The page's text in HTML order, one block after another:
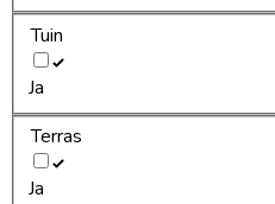
Tuin
Ja
Terras
Ja